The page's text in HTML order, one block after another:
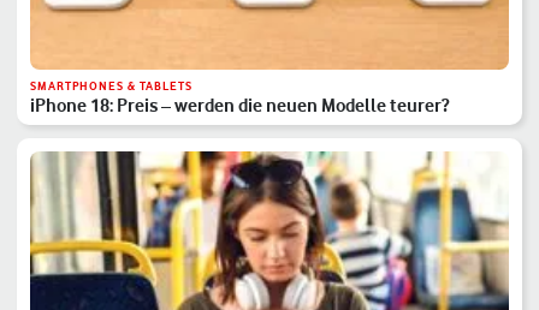
SMARTPHONES & TABLETS
iPhone 18: Preis – werden die neuen Modelle teurer?